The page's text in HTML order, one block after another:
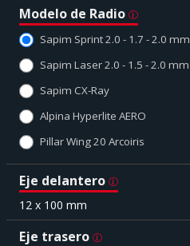
Modelo de Radio
Sapim Sprint 2.0 - 1.7 - 2.0 mm
Sapim Laser 2.0 - 1.5 - 2.0 mm
Sapim CX-Ray
Alpina Hyperlite AERO
Pillar Wing 20 Arcoiris
Eje delantero
12 x 100 mm
Eje trasero